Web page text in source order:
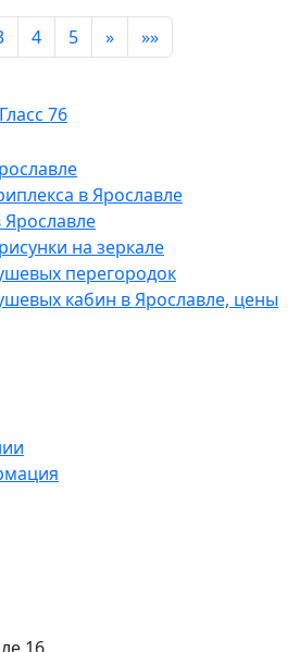
4 5 » »»
76
в Ярославле
Ярославле
на зеркале
перегородок
кабин в Ярославле, цены